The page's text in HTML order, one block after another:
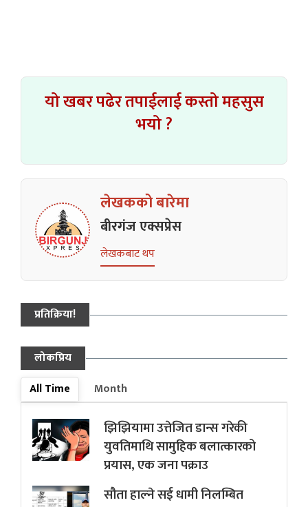
यो खबर पढेर तपाईलाई कस्तो महसुस
भयो ?
लेखकको बारेमा
बीरगंज एक्सप्रेस
लेखकबाट थप
प्रतिक्रिया!
लोकप्रिय
All Time
Month
झिझियामा उत्तेजित डान्स गरेकी
युवतिमाथि सामुहिक बलात्कारको
प्रयास, एक जना पक्राउ
सौता हाल्ने सई धामी निलम्बित